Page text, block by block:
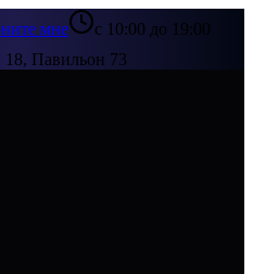
мне
с 10:00 до 19:00
Павильон 73